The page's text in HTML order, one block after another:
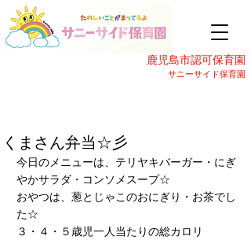
鹿児島市認可保育園
サニーサイド保育園
くまさん弁当☆彡
今日のメニューは、テリヤキバーガー・にぎ
やかサラダ・コンソメスープ☆
おやつは、葱とじゃこのおにぎり・お茶でし
た☆
３・４・５歳児一人当たりの総カロリ